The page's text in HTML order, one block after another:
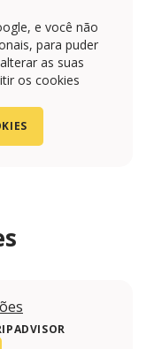
e você não
para puder
as suas
os cookies